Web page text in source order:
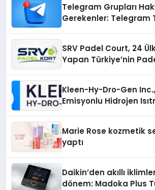
Telegram Grupları
Gerekenler: Telegram
SRV Padel Court, 24
Yapan Türkiye’nin
Kleen-Hy-Dro-Gen Inc.,
Emisyonlu Hidrojen
Marie Rose kozmetik
yaptı
Daikin’den akıllı
dönem: Madoka Plus